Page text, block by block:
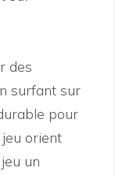
des
surfant sur
pour
orient
un